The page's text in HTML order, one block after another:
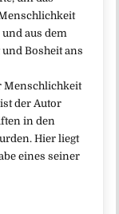
aus dem
Bosheit ans
Menschlichkeit
der Autor
in den
Hier liegt
eines seiner